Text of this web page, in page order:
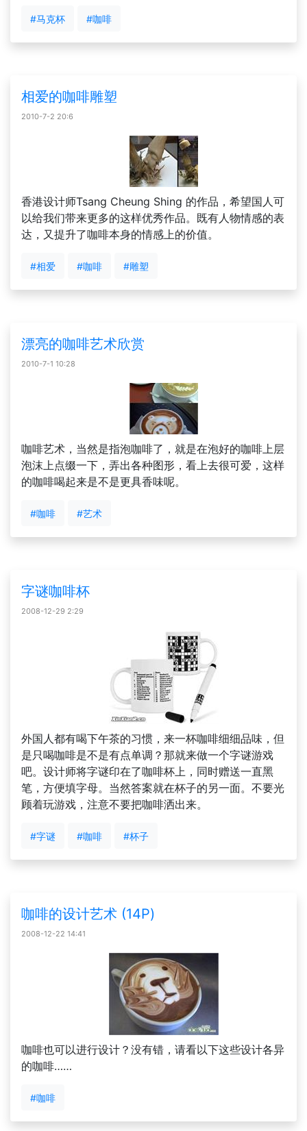
#马克杯 #咖啡
相爱的咖啡雕塑
2010-7-2 20:6
香港设计师Tsang Cheung Shing 的作品，希望国人可
以给我们带来更多的这样优秀作品。既有人物情感的表
达，又提升了咖啡本身的情感上的价值。
#相爱 #咖啡 #雕塑
漂亮的咖啡艺术欣赏
2010-7-1 10:28
咖啡艺术，当然是指泡咖啡了，就是在泡好的咖啡上层
泡沫上点缀一下，弄出各种图形，看上去很可爱，这样
的咖啡喝起来是不是更具香味呢。
#咖啡 #艺术
字谜咖啡杯
2008-12-29 2:29
外国人都有喝下午茶的习惯，来一杯咖啡细细品味，但
是只喝咖啡是不是有点单调？那就来做一个字谜游戏
吧。设计师将字谜印在了咖啡杯上，同时赠送一直黑
笔，方便填字母。当然答案就在杯子的另一面。不要光
顾着玩游戏，注意不要把咖啡洒出来。
#字谜 #咖啡 #杯子
咖啡的设计艺术 (14P)
2008-12-22 14:41
咖啡也可以进行设计？没有错，请看以下这些设计各异
的咖啡……
#咖啡